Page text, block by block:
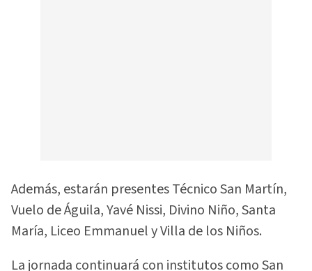
Además, estarán presentes Técnico San Martín,
Vuelo de Águila, Yavé Nissi, Divino Niño, Santa
María, Liceo Emmanuel y Villa de los Niños.
La jornada continuará con institutos como San